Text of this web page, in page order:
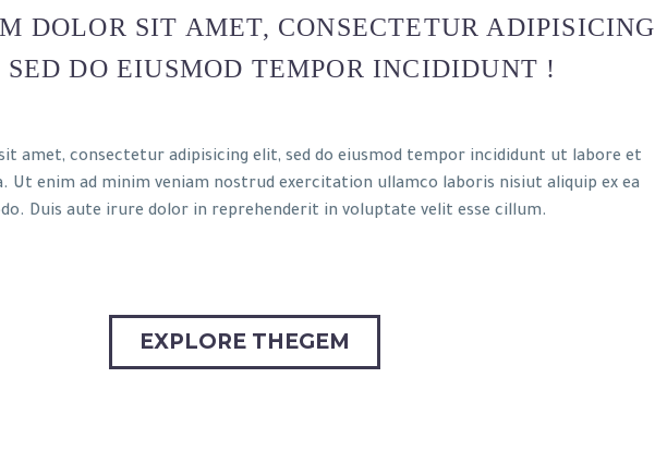
DOLOR SIT AMET, CONSECTETUR ADIPISICING
DO EIUSMOD TEMPOR INCIDIDUNT !
amet, consectetur adipisicing elit, sed do eiusmod tempor incididunt ut labore et
Ut enim ad minim veniam nostrud exercitation ullamco laboris nisiut aliquip ex ea
Duis aute irure dolor in reprehenderit in voluptate velit esse cillum.
EXPLORE THEGEM